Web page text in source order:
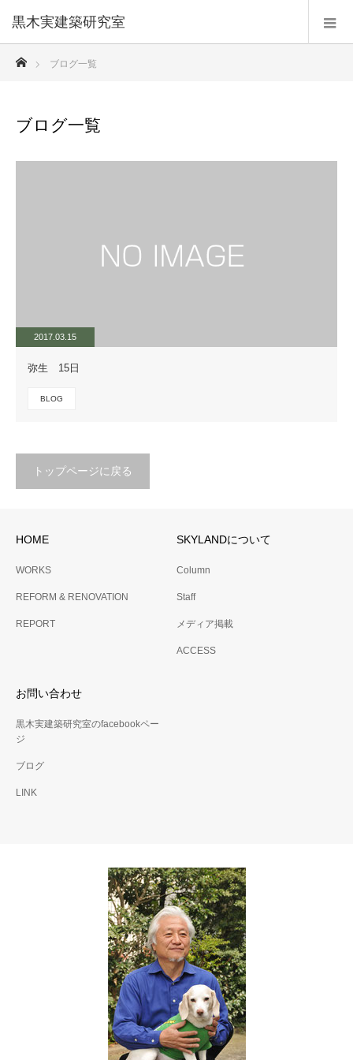
黒木実建築研究室
ブログ一覧
ブログ一覧
2017.03.15
弥生 15日
BLOG
トップページに戻る
HOME
WORKS
REFORM & RENOVATION
REPORT
SKYLANDについて
Column
Staff
メディア掲載
ACCESS
お問い合わせ
黒木実建築研究室のfacebookペー
ジ
ブログ
LINK